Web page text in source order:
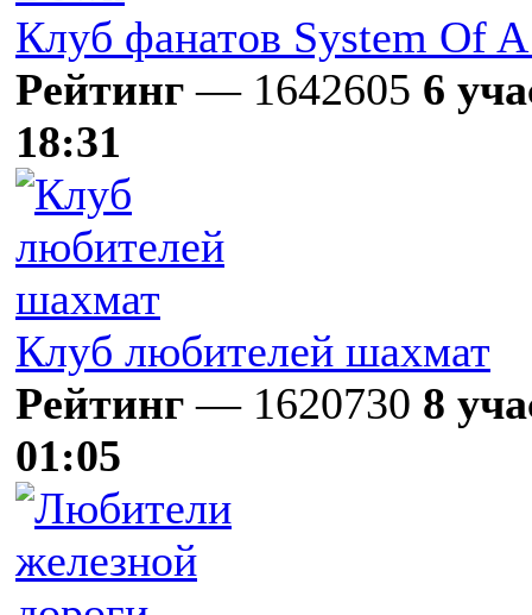
Клуб фанатов System Of
Рейтинг — 1642605 6
18:31
Клуб любителей шахмат
Рейтинг — 1620730 8
01:05